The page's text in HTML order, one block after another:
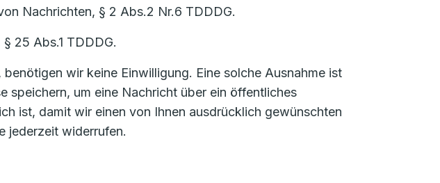
Nachrichten, § 2 Abs.2 Nr.6 TDDDG.
25 Abs.1 TDDDG.
wir keine Einwilligung. Eine solche Ausnahme ist
speichern, um eine Nachricht über ein öffentliches
ist, damit wir einen von Ihnen ausdrücklich gewünschten
jederzeit widerrufen.